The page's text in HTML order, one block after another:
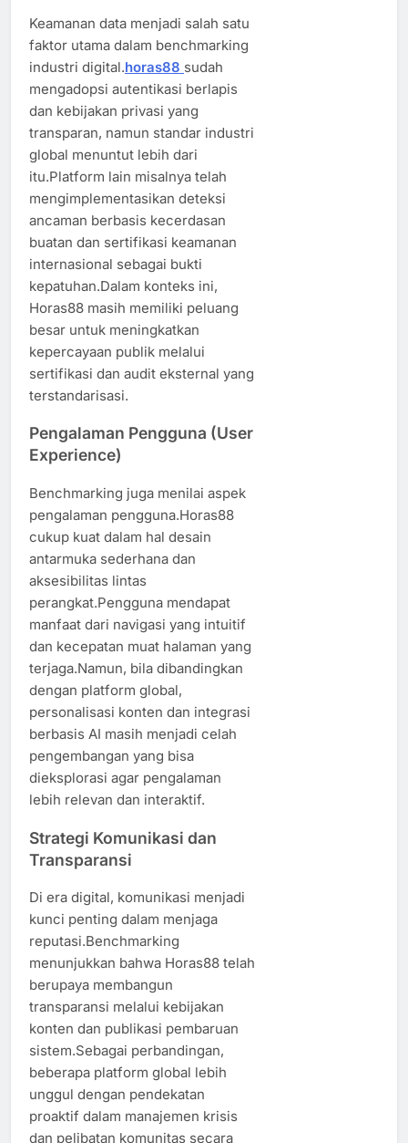
Keamanan data menjadi salah satu
faktor utama dalam benchmarking
industri digital.horas88 sudah
mengadopsi autentikasi berlapis
dan kebijakan privasi yang
transparan, namun standar industri
global menuntut lebih dari
itu.Platform lain misalnya telah
mengimplementasikan deteksi
ancaman berbasis kecerdasan
buatan dan sertifikasi keamanan
internasional sebagai bukti
kepatuhan.Dalam konteks ini,
Horas88 masih memiliki peluang
besar untuk meningkatkan
kepercayaan publik melalui
sertifikasi dan audit eksternal yang
terstandarisasi.
Pengalaman Pengguna (User
Experience)
Benchmarking juga menilai aspek
pengalaman pengguna.Horas88
cukup kuat dalam hal desain
antarmuka sederhana dan
aksesibilitas lintas
perangkat.Pengguna mendapat
manfaat dari navigasi yang intuitif
dan kecepatan muat halaman yang
terjaga.Namun, bila dibandingkan
dengan platform global,
personalisasi konten dan integrasi
berbasis AI masih menjadi celah
pengembangan yang bisa
dieksplorasi agar pengalaman
lebih relevan dan interaktif.
Strategi Komunikasi dan
Transparansi
Di era digital, komunikasi menjadi
kunci penting dalam menjaga
reputasi.Benchmarking
menunjukkan bahwa Horas88 telah
berupaya membangun
transparansi melalui kebijakan
konten dan publikasi pembaruan
sistem.Sebagai perbandingan,
beberapa platform global lebih
unggul dengan pendekatan
proaktif dalam manajemen krisis
dan pelibatan komunitas secara